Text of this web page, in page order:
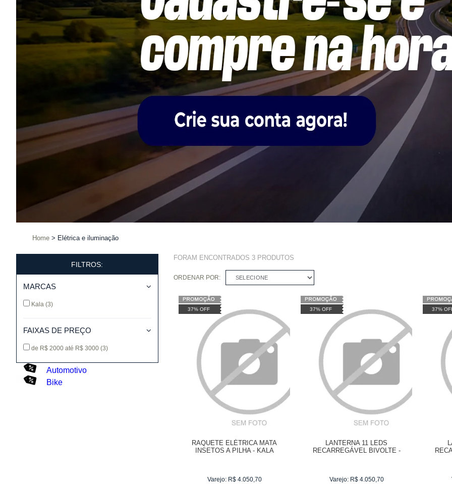
Home Elétrica e iluminação
FILTROS:
MARCAS
Kala (3)
FAIXAS DE PREÇO
de R$ 2000 até R$ 3000 (3)
Automotivo
Bike
FORAM ENCONTRADOS 3PRODUTOS
ORDENAR POR: SELECIONE
37% OFF
RAQUETE ELÉTRICA MATA
INSETOS A PILHA - KALA
Varejo: R$ 4.050,70
37% OFF
LANTERNA 11 LEDS
RECARREGÁVEL BIVOLTE -
Varejo: R$ 4.050,70
37%